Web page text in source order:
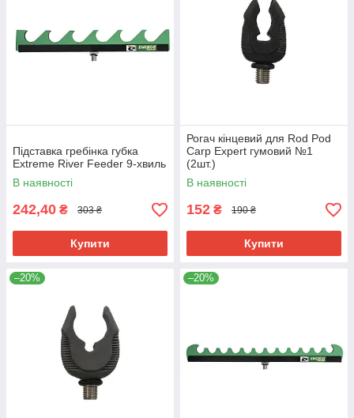
Підставка гребінка губка
Extreme River Feeder 9-хвиль
В наявності
242,40 ₴ 303 ₴
Купити
Рогач кінцевий для Rod Pod
Carp Expert гумовий №1
(2шт.)
В наявності
152 ₴ 190 ₴
Купити
–20% –20%